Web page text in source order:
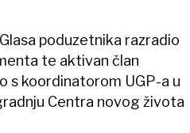
poduzetnika razradio
te aktivan član
s koordinatorom UGP-a u
Centra novog života